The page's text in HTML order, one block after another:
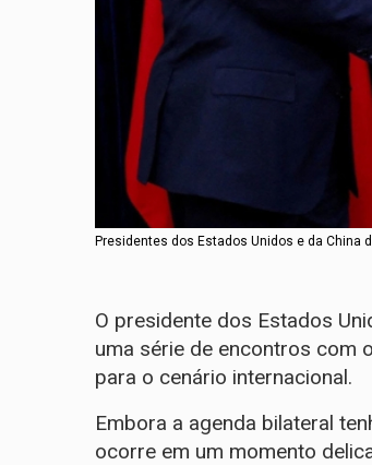
Presidentes dos Estados Unidos e da China
O presidente dos Estados
uma série de encontros com
para o cenário internacional.
Embora a agenda bilateral
ocorre em um momento